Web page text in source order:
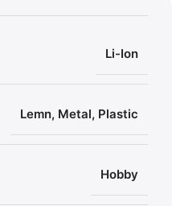
Li-Ion
Lemn, Metal, Plastic
Hobby